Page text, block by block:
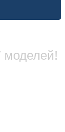
моделей!